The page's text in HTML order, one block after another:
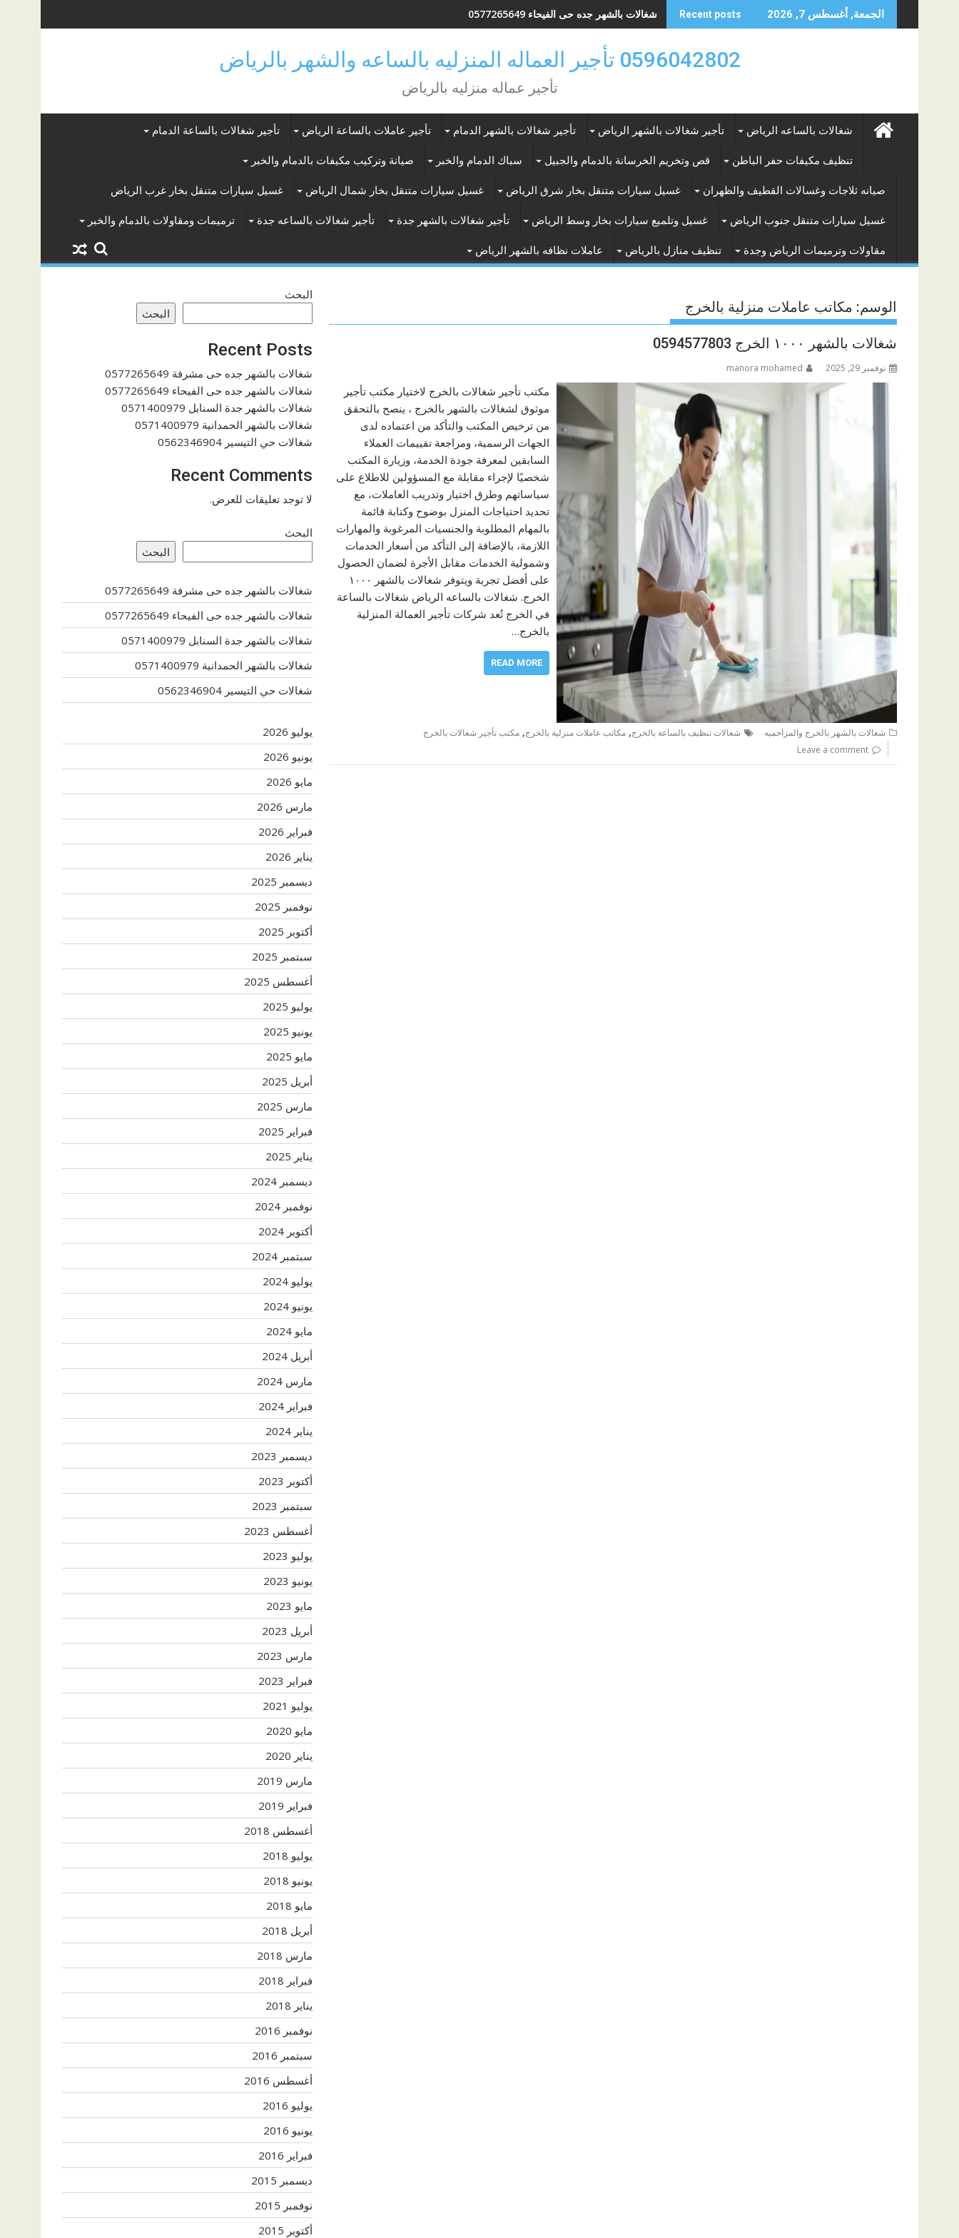
to
الجمعة, أغسطس 7, 2026 Recent posts شغالات بالشهر جده حى الفيحاء 0577265649
0596042802 تأجير العماله المنزليه بالساعه والشهر بالرياض
تأجير عماله منزليه بالرياض
شغالات بالساعه الرياض تأجير شغالات بالشهر الرياض تأجير شغالات بالشهر الدمام تأجير عاملات بالساعة الرياض تأجير شغالات بالساعة الدمام
تنظيف مكيفات حفر الباطن قص وتخريم الخرسانة بالدمام والجبيل سباك الدمام والخبر صيانة وتركيب مكيفات بالدمام والخبر
صيانه ثلاجات وغسالات القطيف والظهران غسيل سيارات متنقل بخار شرق الرياض غسيل سيارات متنقل بخار شمال الرياض غسيل سيارات متنقل بخار غرب الرياض
غسيل سيارات متنقل جنوب الرياض غسيل وتلميع سيارات بخار وسط الرياض تأجير شغالات بالشهر جدة تأجير شغالات بالساعه جدة ترميمات ومقاولات بالدمام والخبر
مقاولات وترميمات الرياض وجدة تنظيف منازل بالرياض عاملات نظافه بالشهر الرياض
الوسم: مكاتب عاملات منزلية بالخرج
شغالات بالشهر ١٠٠٠ الخرج 0594577803
نوفمبر 29, 2025 manora mohamed
مكتب تأجير شغالات بالخرج لاختيار مكتب تأجير
موثوق لشغالات بالشهر بالخرج ، ينصح بالتحقق
من ترخيص المكتب والتأكد من اعتماده لدى
الجهات الرسمية، ومراجعة تقييمات العملاء
السابقين لمعرفة جودة الخدمة، وزيارة المكتب
شخصيًا لإجراء مقابلة مع المسؤولين للاطلاع على
سياساتهم وطرق اختيار وتدريب العاملات، مع
تحديد احتياجات المنزل بوضوح وكتابة قائمة
بالمهام المطلوبة والجنسيات المرغوبة والمهارات
اللازمة، بالإضافة إلى التأكد من أسعار الخدمات
وشمولية الخدمات مقابل الأجرة لضمان الحصول
على أفضل تجربة ويتوفر شغالات بالشهر ١٠٠٠
الخرج. شغالات بالساعه الرياض شغالات بالساعة
في الخرج تُعد شركات تأجير العمالة المنزلية
بالخرج…
READ MORE
شغالات بالشهر بالخرج والمزاحميه شغالات تنظيف بالساعة بالخرج, مكاتب عاملات منزلية بالخرج, مكتب تأجير شغالات بالخرج
Leave a comment
البحث
البحث
Recent Posts
شغالات بالشهر جده حى مشرفة 0577265649
شغالات بالشهر جده حى الفيحاء 0577265649
شغالات بالشهر جدة السنابل 0571400979
شغالات بالشهر الحمدانية 0571400979
شغالات حي التيسير 0562346904
Recent Comments
لا توجد تعليقات للعرض.
البحث
البحث
شغالات بالشهر جده حى مشرفة 0577265649
شغالات بالشهر جده حى الفيحاء 0577265649
شغالات بالشهر جدة السنابل 0571400979
شغالات بالشهر الحمدانية 0571400979
شغالات حي التيسير 0562346904
يوليو 2026
يونيو 2026
مايو 2026
مارس 2026
فبراير 2026
يناير 2026
ديسمبر 2025
نوفمبر 2025
أكتوبر 2025
سبتمبر 2025
أغسطس 2025
يوليو 2025
يونيو 2025
مايو 2025
أبريل 2025
مارس 2025
فبراير 2025
يناير 2025
ديسمبر 2024
نوفمبر 2024
أكتوبر 2024
سبتمبر 2024
يوليو 2024
يونيو 2024
مايو 2024
أبريل 2024
مارس 2024
فبراير 2024
يناير 2024
ديسمبر 2023
أكتوبر 2023
سبتمبر 2023
أغسطس 2023
يوليو 2023
يونيو 2023
مايو 2023
أبريل 2023
مارس 2023
فبراير 2023
يوليو 2021
مايو 2020
يناير 2020
مارس 2019
فبراير 2019
أغسطس 2018
يوليو 2018
يونيو 2018
مايو 2018
أبريل 2018
مارس 2018
فبراير 2018
يناير 2018
نوفمبر 2016
سبتمبر 2016
أغسطس 2016
يوليو 2016
يونيو 2016
فبراير 2016
ديسمبر 2015
نوفمبر 2015
أكتوبر 2015